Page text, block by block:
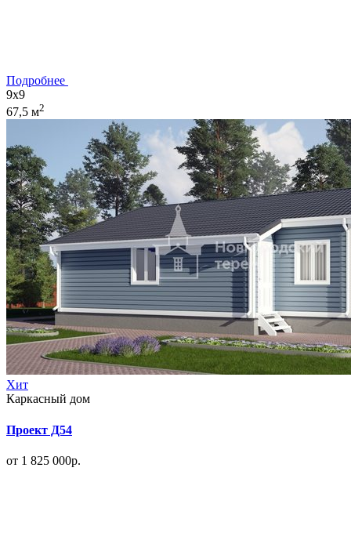
Подробнее
9x9
67,5 м2
Хит
Каркасный дом
Проект Д54
от 1 825 000р.